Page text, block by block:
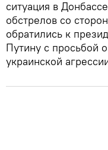
ситуация в
обстрелов со
обратились к
Путину с просьбой
украинской